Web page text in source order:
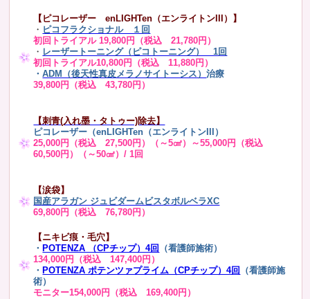
【ピコレーザー enLIGHTen（エンライトンIII）】
・ ピコフラクショナル １回
初回トライアル 19,800円（税込 21,780円）
・ レーザートーニング（ピコトーニング） 1回
初回トライアル10,800円（税込 11,880円）
・ADM（後天性真皮メラノサイトーシス）治療
39,800円（税込 43,780円）
【刺青(入れ墨・タトゥー)除去】
ピコレーザー（enLIGHTen（エンライトンIII）
25,000円（税込 27,500円）（～5㎠）～55,000円（税込
60,500円）（～50㎠）/ 1回
【涙袋】
国産アラガン ジュビダームビスタボルベラXC
69,800円（税込 76,780円）
【ニキビ痕・毛穴】
・ POTENZA （CPチップ）4回
（看護師施術）
134,000円（税込 147,400円）
・ POTENZA ポテンツァプライム（CPチップ）4回
（看護師施
術）
モニター154,000円（税込 169,400円）